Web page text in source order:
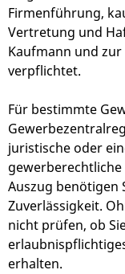
Firmenführung,
Vertretung und
Kaufmann und
verpflichtet.
Für bestimmte
juristische oder
Auszug benötigen
Zuverlässigkeit.
nicht prüfen, ob
erhalten.